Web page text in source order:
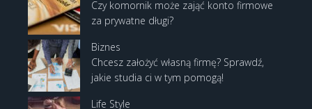
Czy komornik może zająć konto firmowe
za prywatne długi?
Biznes
Chcesz założyć własną firmę? Sprawdź,
jakie studia ci w tym pomogą!
Life Style